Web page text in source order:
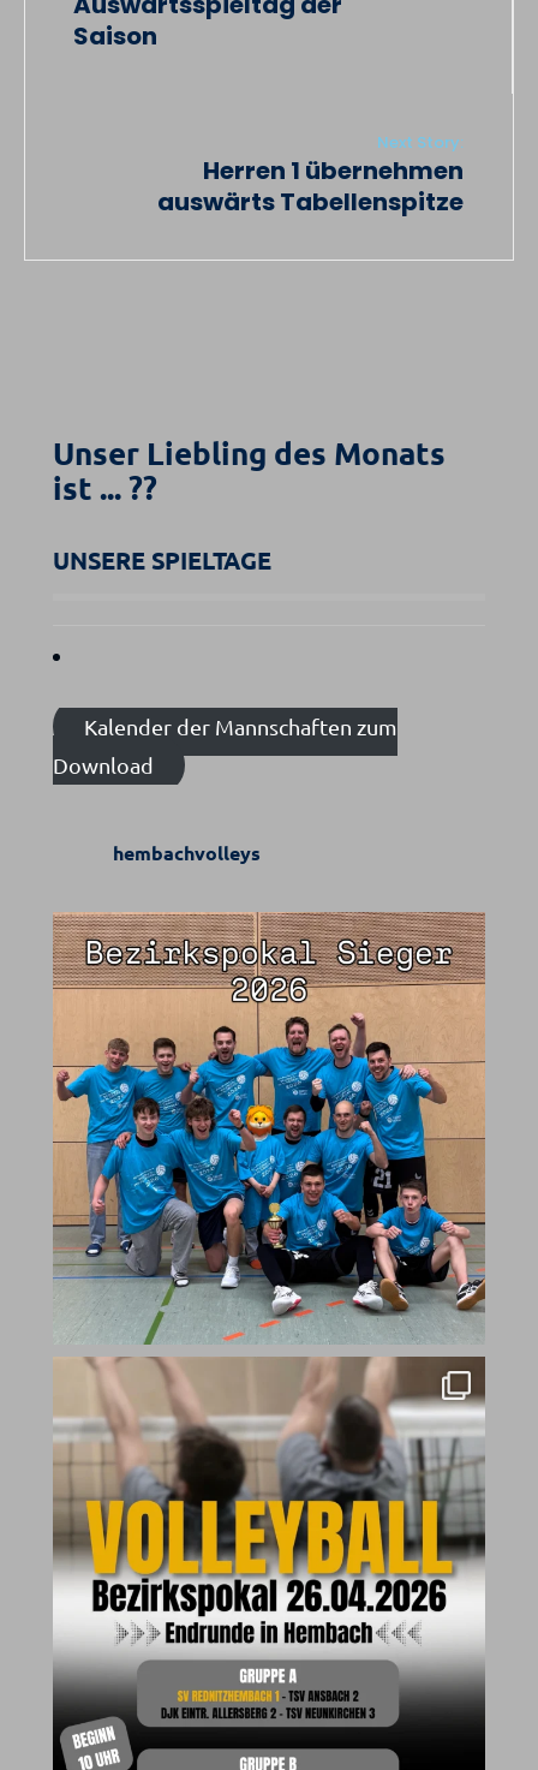
Saison
Next Story:
Herren 1 übernehmen
auswärts Tabellenspitze
Unser Liebling des Monats
ist ... ??
UNSERE SPIELTAGE
Kalender der Mannschaften zum
Download
hembachvolleys